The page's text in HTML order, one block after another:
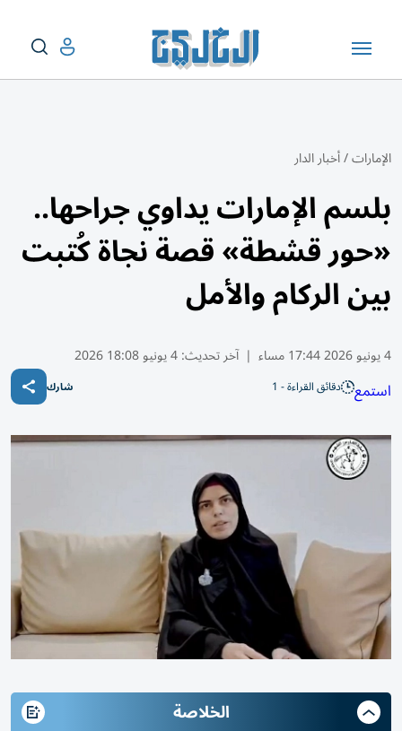
الإمارات/أخبار الدار
بلسم الإمارات يداوي جراحها..
«حور قشطة» قصة نجاة كُتبت
بين الركام والأمل
4 يونيو 2026 17:44 مساء | آخر تحديث:4 يونيو 18:08 2026
استمع دقائق القراءة - 1 شارك
الخلاصة